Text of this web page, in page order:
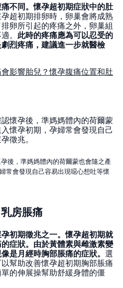
不同。懷孕超初期症狀中的肚
超初期排卵時，卵巢會將成熟
卵所引起的疼痛之外，卵巢組
。 此時的疼痛應為可以忍受的
烈疼痛，建議進一步就醫檢
影響胎兒？懷孕腹痛位置和肚
後，準媽媽體內的荷爾蒙也會隨之產
常會發現自己容易出現噁心想吐等懷
房脹痛
初期徵兆之一。懷孕超初期就
症狀。由於黃體素與雌激素變
是月經時胸部脹痛的症狀。 選
幫助改善懷孕超初期胸部脹痛
的伸展操幫助舒緩身體的僵